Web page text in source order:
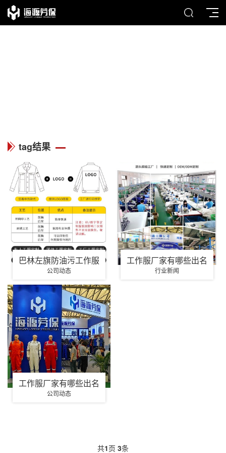
tag结果
巴林左旗防油污工作服
公司动态
工作服厂家有哪些出名
行业新闻
工作服厂家有哪些出名
公司动态
共1页 3条